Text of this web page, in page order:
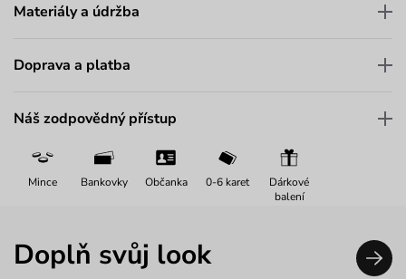
Materiály a údržba
Doprava a platba
Náš zodpovědný přístup
Mince Bankovky Občanka 0-6 karet
Dárkové
balení
Doplň svůj look